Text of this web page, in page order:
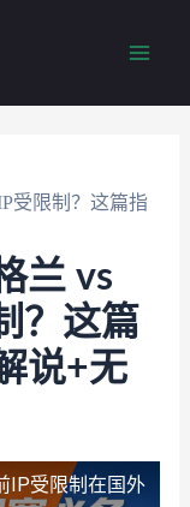
受限制？这篇指
兰 vs
？这篇
说+无
IP受限制 在国外